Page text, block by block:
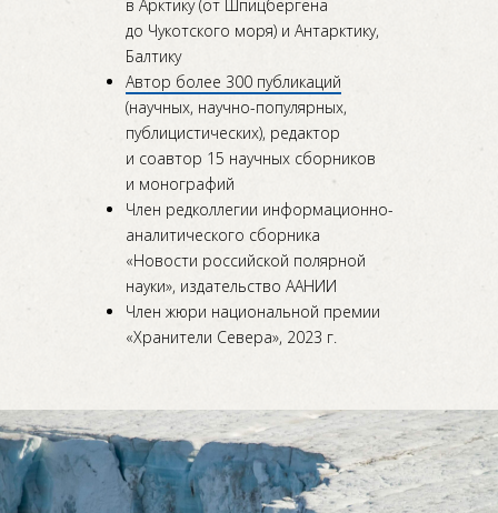
в Арктику (от Шпицбергена
до Чукотского моря) и Антарктику,
Балтику
Автор более 300 публикаций
(научных, научно-популярных,
публицистических), редактор
и соавтор 15 научных сборников
и монографий
Член редколлегии информационно-
аналитического сборника
«Новости российской полярной
науки», издательство ААНИИ
Член жюри национальной премии
«Хранители Севера», 2023 г.